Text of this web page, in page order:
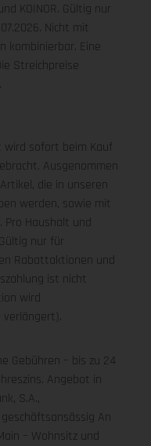
KOINOR. Gültig nur
Nicht mit
kombinierbar. Eine
Streichpreise
wird sofort beim Kauf
Ausgenommen
die in unseren
werden, sowie mit
Pro Haushalt und
nur für
Rabattaktionen und
ist nicht
wird
verlängert).
Gebühren – bis zu 24
Angebot in
S.A.,
An
– Wohnsitz und